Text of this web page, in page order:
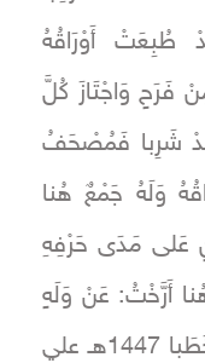
طُبِعَتْ أَوْرَاقُهُ
فَرَحٍ وَاجْتَازَ كُلَّ
شَرِبا فَمُصْحَفُ
وَلَهُ جَمْعٌ هُنا
عَلى مَدَى حَرْفِهِ
أَرَّخْتُ: عَنْ وَلَهٍ
لِـمُصْحَفِ النَّجَفِ الـمَطْبُوعِ قَدْ خَطَبا 1447هـ علي